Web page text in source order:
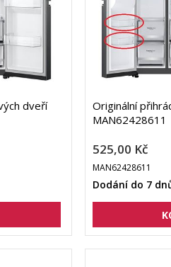
dveří
Originální
MAN62428611
525,00 Kč
MAN62428611
Dodání do 7